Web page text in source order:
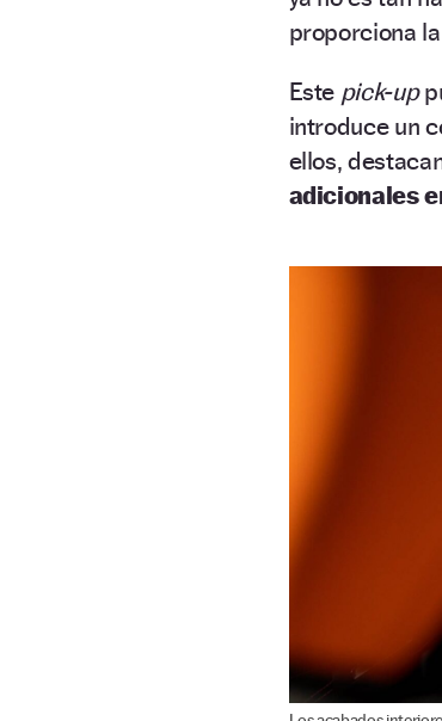
proporciona
Este pick-up
introduce un
ellos,
adicionales